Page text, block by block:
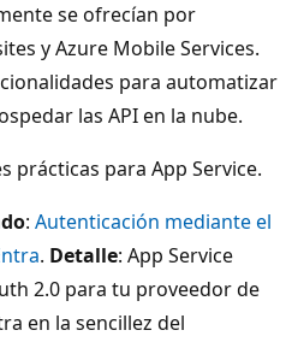
se ofrecían por
y Azure Mobile Services.
para automatizar
las API en la nube.
prácticas para App Service.
: Autenticación mediante el
. Detalle: App Service
2.0 para tu proveedor de
en la sencillez del